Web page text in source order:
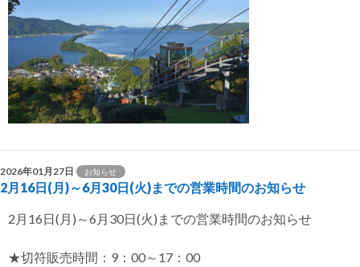
2026年01月27日 お知らせ
2月16日(月)～6月30日(火)までの営業時間のお知らせ
2月16日(月)～6月30日(火)までの営業時間のお知らせ
★切符販売時間：9：00～17：00